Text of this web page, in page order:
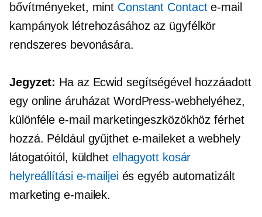
bővítményeket, mint Constant Contacte-mail
kampányok létrehozásához az ügyfélkör
rendszeres bevonására.
Jegyzet: Ha az Ecwid segítségével hozzáadott
egy online áruházat WordPress-webhelyéhez,
különféle e-mail marketingeszközökhöz férhet
hozzá. Például gyűjthet e-maileket a webhely
látogatóitól, küldhet elhagyott kosár
helyreállítási e-mailjeiés egyéb automatizált
marketing e-mailek.